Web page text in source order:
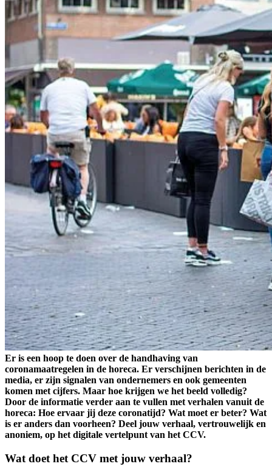
Er is een hoop te doen over de handhaving van
coronamaatregelen in de horeca. Er verschijnen berichten in de
media, er zijn signalen van ondernemers en ook gemeenten
komen met cijfers. Maar hoe krijgen we het beeld volledig?
Door de informatie verder aan te vullen met verhalen vanuit de
horeca: Hoe ervaar jij deze coronatijd? Wat moet er beter? Wat
is er anders dan voorheen? Deel jouw verhaal, vertrouwelijk en
anoniem, op het digitale vertelpunt van het CCV.
Wat doet het CCV met jouw verhaal?